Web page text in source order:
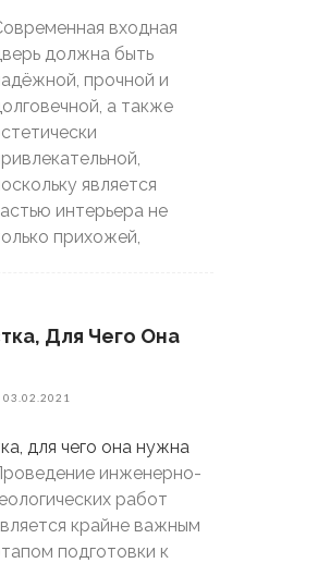
входная
должна быть
прочной и
а также
является
интерьера не
прихожей,
Для Чего Она
03.02.2021
инженерно-
работ
крайне важным
подготовки к